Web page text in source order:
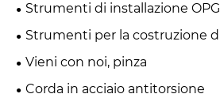
Strumenti di installazione
Strumenti per la costruzione
Vieni con noi, pinza
Corda in acciaio antitorsione